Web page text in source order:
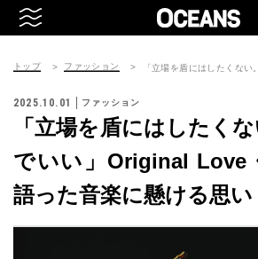
トップ ファッション 「立場を盾にはしたくな
2025.10.01 ファッション
「立場を盾にはしたく
でいい」Original Love
語った音楽に懸ける思い